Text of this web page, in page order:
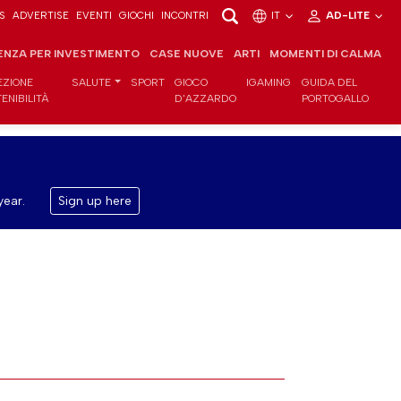
ADVERTISE EVENTI GIOCHI INCONTRI IT AD-LITE
PER INVESTIMENTO CASE NUOVE ARTI MOMENTI DI CALMA
SALUTE SPORT
GIOCO
D'AZZARDO
IGAMING
GUIDA DEL
PORTOGALLO
Sign up here